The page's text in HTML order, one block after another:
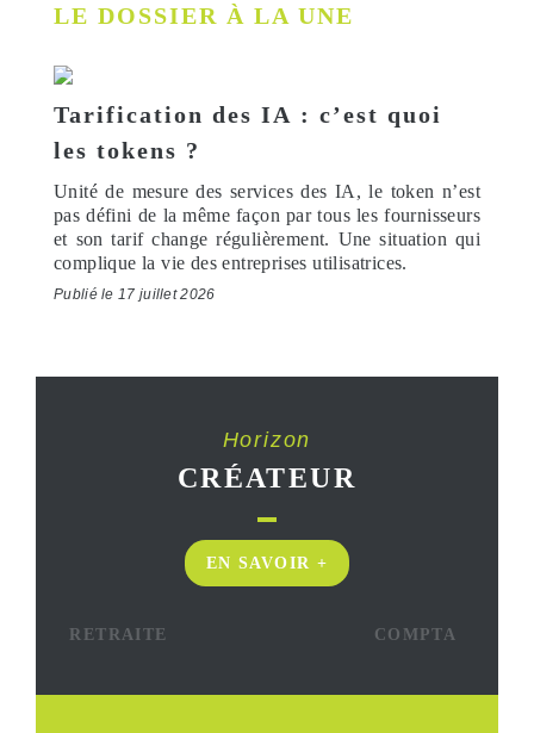
LE DOSSIER À LA UNE
Tarification des IA : c’est quoi
les tokens ?
Unité de mesure des services des IA, le token n’est
pas défini de la même façon par tous les fournisseurs
et son tarif change régulièrement. Une situation qui
complique la vie des entreprises utilisatrices.
Publié le 17 juillet 2026
Horizon
CRÉATEUR
EN SAVOIR +
RETRAITE COMPTA